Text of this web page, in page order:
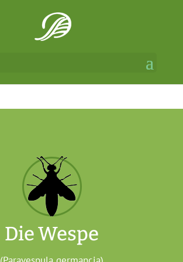
Die Wespe